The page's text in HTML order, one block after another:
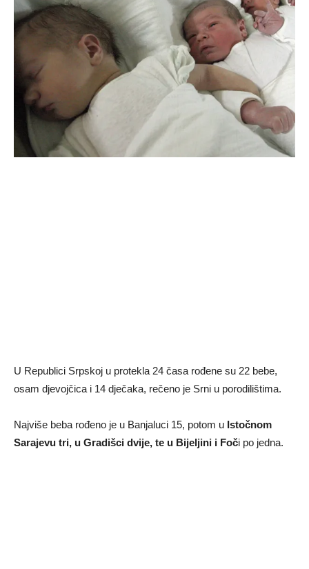
U Republici Srpskoj u protekla 24 časa rođene su 22 bebe,
osam djevojčica i 14 dječaka, rečeno je Srni u porodilištima.
Najviše beba rođeno je u Banjaluci 15, potom u Istočnom
Sarajevu tri, u Gradišci dvije, te u Bijeljini i Foči po jedna.